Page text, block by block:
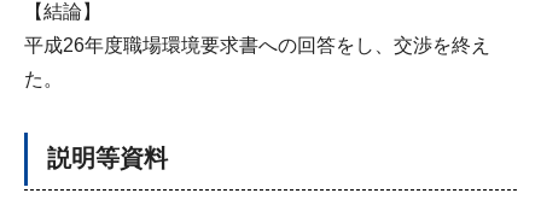
【結論】
平成26年度職場環境要求書への回答をし、交渉を終え
た。
説明等資料